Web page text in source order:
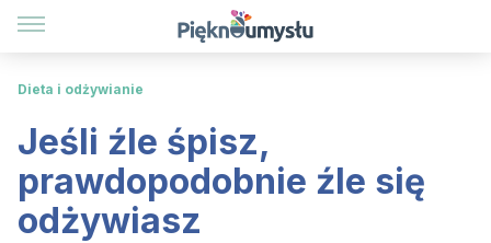
Dieta i odżywianie
Jeśli źle śpisz,
prawdopodobnie źle się
odżywiasz